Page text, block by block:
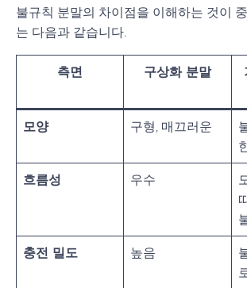
불규칙 분말의 차이점을 이해하는 것이
는 다음과 같습니다.
측면 구상화 분말
모양 구형, 매끄러운
흐름성 우수
충전 밀도 높음